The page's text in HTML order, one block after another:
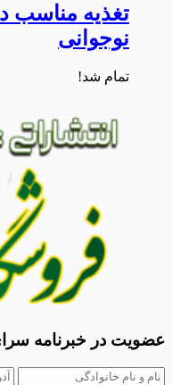
تغذیه مناسب
نوجوانی
تمام شد!
عضویت در خبرنامه